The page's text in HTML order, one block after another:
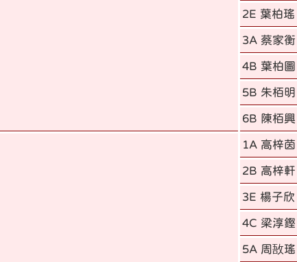
2E 葉柏瑤
3A 蔡家衡
4B 葉柏圖
5B 朱栢明
6B 陳栢興
1A 高梓茵
2B 高梓軒
3E 楊子欣
4C 梁淳鏗
5A 周敔瑤